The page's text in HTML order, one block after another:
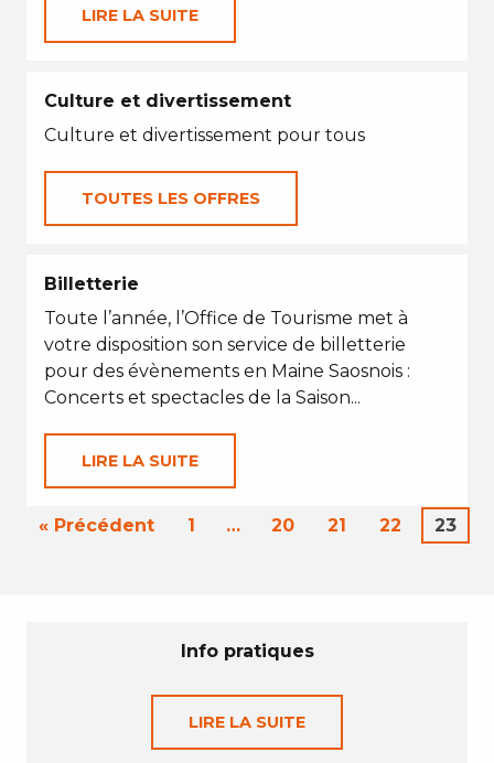
LIRE LA SUITE
Culture et divertissement
Culture et divertissement pour tous
TOUTES LES OFFRES
Billetterie
Toute l’année, l’Office de Tourisme met à
votre disposition son service de billetterie
pour des évènements en Maine Saosnois :
Concerts et spectacles de la Saison...
LIRE LA SUITE
« Précédent 1 … 20 21 22 23
Info pratiques
LIRE LA SUITE